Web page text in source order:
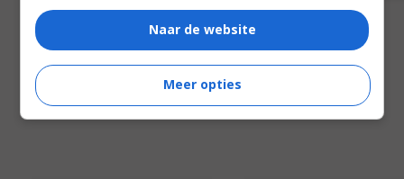
Naar de website
Meer opties